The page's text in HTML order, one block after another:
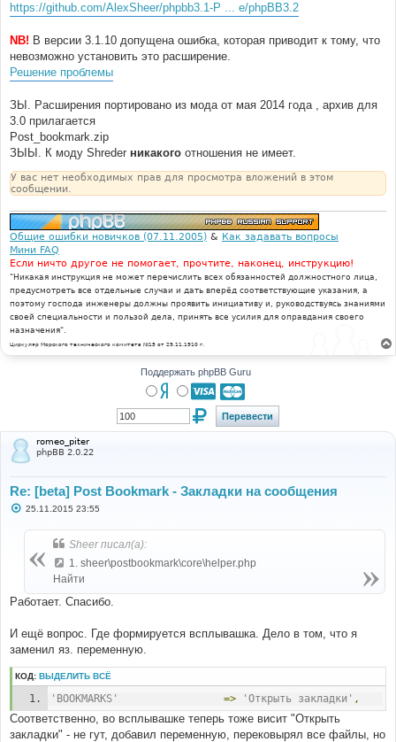
https://github.com/AlexSheer/phpbb3.1-P ... e/phpBB3.2
NB! В версии 3.1.10 допущена ошибка, которая приводит к тому, что
невозможно установить это расширение.
Решение проблемы
ЗЫ. Расширения портировано из мода от мая 2014 года , архив для
3.0 прилагается
Post_bookmark.zip
ЗЫЫ. К моду Shreder никакого отношения не имеет.
У вас нет необходимых прав для просмотра вложений в этом
сообщении.
Общие ошибки новичков (07.11.2005) & Как задавать вопросы
Мини FAQ
Если ничто другое не помогает, прочтите, наконец, инструкцию!
"Никакая инструкция не может перечислить всех обязанностей должностного лица,
предусмотреть все отдельные случаи и дать вперёд соответствующие указания, а
поэтому господа инженеры должны проявить инициативу и, руководствуясь знаниями
своей специальности и пользой дела, принять все усилия для оправдания своего
назначения".
Циркуляр Морского технического комитета №15 от 29.11.1910 г.
Поддержать phpBB Guru
romeo_piter
phpBB 2.0.22
Re: [beta] Post Bookmark - Закладки на сообщения
С
е
25.11.2015 23:55
Sheer писал(а):
1. sheer\postbookmark\core\helper.php
Найти
Работает. Спасибо.
И ещё вопрос. Где формируется всплывашка. Дело в том, что я
заменил яз. переменную.
КОД: ВЫДЕЛИТЬ ВСЁ
'BOOKMARKS' => 'Открыть закладки' ,
Соответственно, во всплывашке теперь тоже висит "Открыть
закладки" - не гут, добавил переменную, перековырял все файлы, но